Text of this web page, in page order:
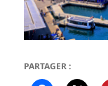
PARTAGER :